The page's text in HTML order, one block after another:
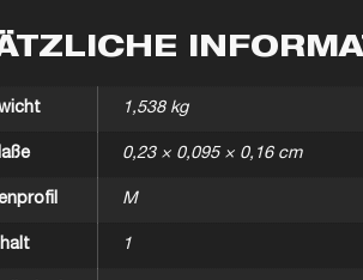
1,538 kg
0,23 × 0,095 × 0,16 cm
M
1